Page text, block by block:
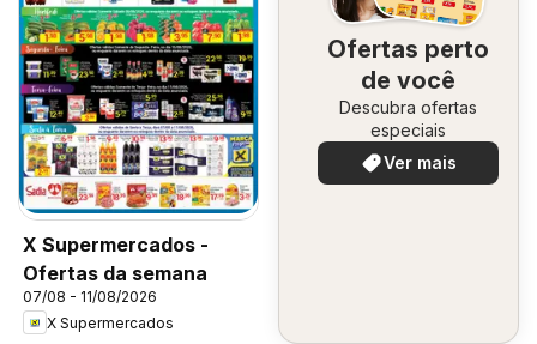
X Supermercados -
Ofertas da semana
07/08 - 11/08/2026
X Supermercados
Ofertas perto
de você
Descubra ofertas
especiais
Ver mais